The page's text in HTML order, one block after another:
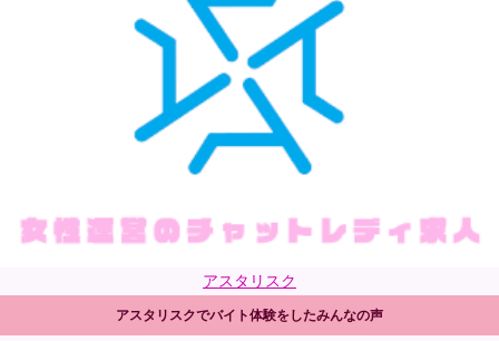
アスタリスク
アスタリスクでバイト体験をしたみんなの声